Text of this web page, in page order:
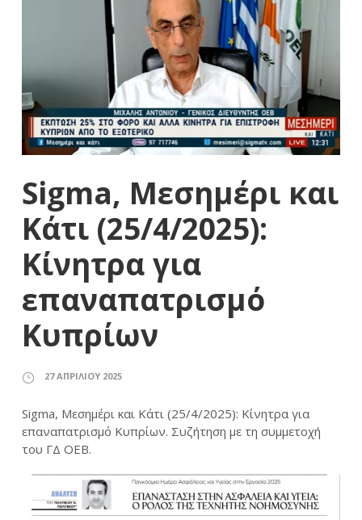
Sigma, Μεσημέρι και
Κάτι (25/4/2025):
Κίνητρα για
επαναπατρισμό
Κυπρίων
27 ΑΠΡΙΛΊΟΥ 2025
Sigma, Μεσημέρι και Κάτι (25/4/2025): Κίνητρα για
επαναπατρισμό Κυπρίων. Συζήτηση με τη συμμετοχή
του ΓΔ ΟΕΒ.